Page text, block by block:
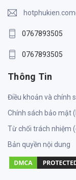
0767893505
0767893505
Thông Tin
Điều khoản và chính
Chính sách bảo mật
Từ chối trách nhiệm
Bản quyền nội dung